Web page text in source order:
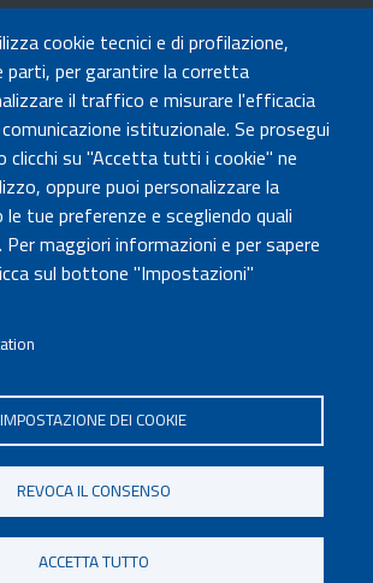
cookie tecnici e di profilazione,
parti, per garantire la corretta
il traffico e misurare l'efficacia
istituzionale. Se prosegui
clicchi su "Accetta tutti i cookie" ne
oppure puoi personalizzare la
tue preferenze e scegliendo quali
maggiori informazioni e per sapere
sul bottone "Impostazioni"
IMPOSTAZIONE DEI COOKIE
REVOCA IL CONSENSO
ACCETTA TUTTO
Trasparente
NOI
certificata
Governo Italiano
Tutti i diritti riservati © 2020
sito